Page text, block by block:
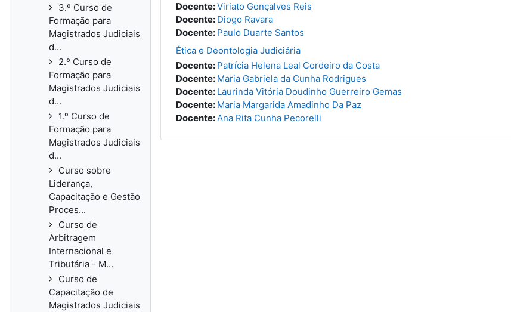
Docente:Viriato Gonçalves Reis
Docente: Diogo Ravara
Docente: Paulo Duarte Santos
Ética e Deontologia Judiciária
Docente: Patrícia Helena Leal Cordeiro da Costa
Docente: Maria Gabriela da Cunha Rodrigues
Docente: Laurinda Vitória Doudinho Guerreiro Gemas
Docente: Maria Margarida Amadinho Da Paz
Docente:Ana Rita Cunha Pecorelli
3.º Curso de
Formação para
Magistrados Judiciais
d...
2.º Curso de
Formação para
Magistrados Judiciais
d...
1.º Curso de
Formação para
Magistrados Judiciais
d...
Curso sobre
Liderança,
Capacitação e Gestão
Proces...
Curso de
Arbitragem
Internacional e
Tributária - M...
Curso de
Capacitação de
Magistrados Judiciais